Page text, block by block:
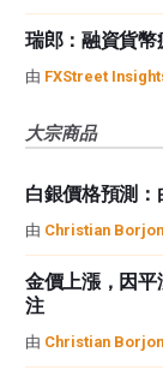
瑞郎：融資貨幣
由 FXStreet
大宗商品
白銀價格預測
由 Christian
金價上漲，因
注
由 Christian